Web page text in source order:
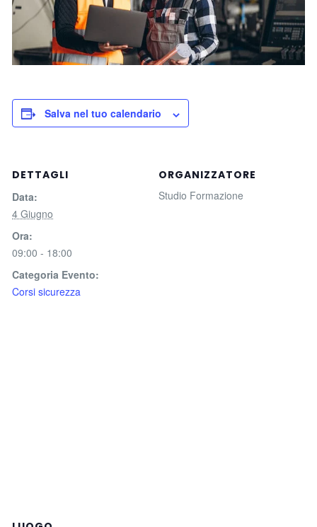
Salva nel tuo calendario
DETTAGLI
Data:
4 Giugno
Ora:
09:00 - 18:00
Categoria Evento:
Corsi sicurezza
ORGANIZZATORE
Studio Formazione